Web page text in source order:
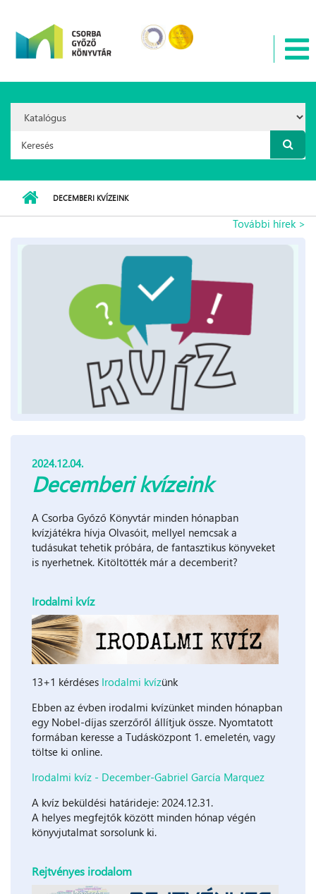
Option:
Keresés űrlap
DECEMBERI KVÍZEINK
További hírek >
2024.12.04.
Decemberi kvízeink
A Csorba Győző Könyvtár minden hónapban
kvízjátékra hívja Olvasóit, mellyel nemcsak a
tudásukat tehetik próbára, de fantasztikus könyveket
is nyerhetnek. Kitöltötték már a decemberit?
Irodalmi kvíz
13+1 kérdéses Irodalmi kvízünk
Ebben az évben irodalmi kvízünket minden hónapban
egy Nobel-díjas szerzőről állítjuk össze. Nyomtatott
formában keresse a Tudásközpont 1. emeletén, vagy
töltse ki online.
Irodalmi kvíz - December-Gabriel García Marquez
A kvíz beküldési határideje: 2024.12.31.
A helyes megfejtők között minden hónap végén
könyvjutalmat sorsolunk ki.
Rejtvényes irodalom